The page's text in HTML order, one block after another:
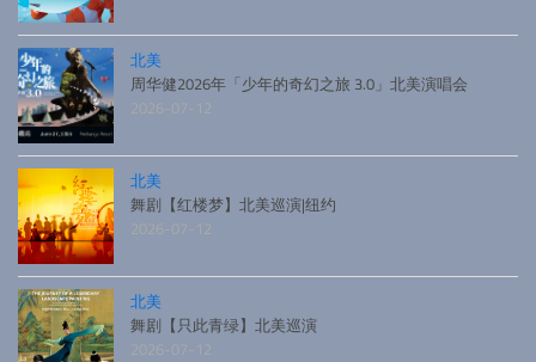
北美
周华健2026年「少年的奇幻之旅 3.0」北美演唱会
2026-07-12
北美
舞剧【红楼梦】北美巡演|纽约
2026-07-12
北美
舞剧【只此青绿】北美巡演
2026-07-12